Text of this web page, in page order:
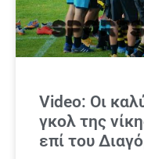
Video: Οι
γκολ της
επί του